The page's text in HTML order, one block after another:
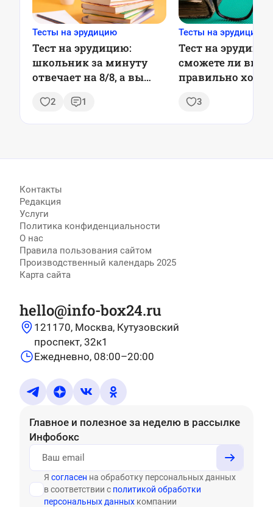
Тесты на эрудицию
Тест на эрудицию:
школьник за минуту
отвечает на 8/8, а вы
2 1
Тесты на эрудицию
Тест на
сможете ли вы
правильно хотя
3
Контакты
Редакция
Услуги
Политика конфиденциальности
О нас
Правила пользования сайтом
Производственный календарь 2025
Карта сайта
hello@info-box24.ru
121170, Москва, Кутузовский
проспект, 32к1
Ежедневно, 08:00–20:00
Главное и полезное за неделю в рассылке
Инфобокс
Я согласен на обработку персональных данных
в соответствии с политикой обработки
персональных данных компании